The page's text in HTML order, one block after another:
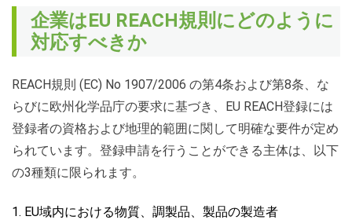
企業はEU REACH規則にどのように
対応すべきか
REACH規則 (EC) No 1907/2006 の第4条および第8条、な
らびに欧州化学品庁の要求に基づき、EU REACH登録には
登録者の資格および地理的範囲に関して明確な要件が定め
られています。登録申請を行うことができる主体は、以下
の3種類に限られます。
1. EU域内における物質、調製品、製品の製造者